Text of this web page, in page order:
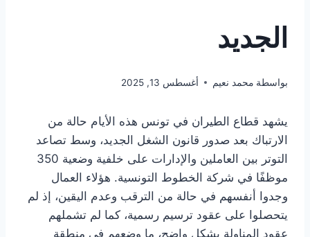
الجديد
بواسطة محمد نعيم أغسطس 13, 2025
يشهد قطاع الطيران في تونس هذه الأيام حالة من
الارتباك بعد صدور قانون الشغل الجديد، وسط تصاعد
التوتر بين العاملين والإدارات على خلفية وضعية 350
موظفًا في شركة الخطوط التونسية. هؤلاء العمال
وجدوا أنفسهم في حالة من الترقب وعدم اليقين، إذ لم
يتحصلوا على عقود ترسيم رسمية، كما لم تشملهم
عقود المناولة بشكل واضح، ما وضعهم في منطقة